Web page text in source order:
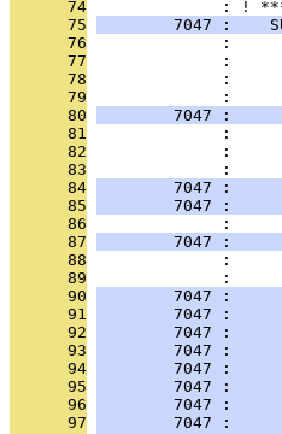
      74
: !
      75
7047 :
      76
:
      77
:
      78
              :
      79
:
      80
7047 :
      81
:
      82
:
      83
:
      84
7047 :
      85
7047 :
      86
:
      87
7047 :
      88
:
      89
              :
      90
7047 :
      91
7047 :
      92
7047 :
      93
7047 :
      94
7047 :
      95
7047 :
      96
7047 :
      97
7047 :